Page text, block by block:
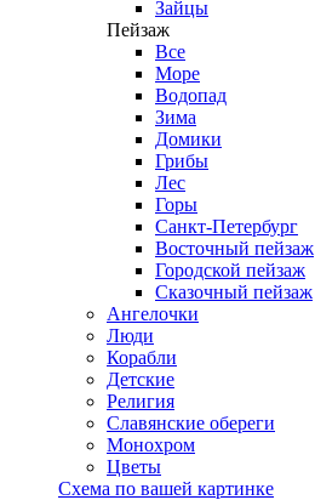
Зайцы
Пейзаж
Все
Море
Водопад
Зима
Домики
Грибы
Лес
Горы
Санкт-Петербург
Восточный пейзаж
Городской пейзаж
Сказочный пейзаж
Ангелочки
Люди
Корабли
Детские
Религия
Славянские обереги
Монохром
Цветы
Схема по вашей картинке